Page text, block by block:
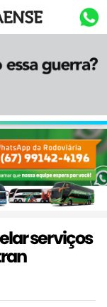
serviços